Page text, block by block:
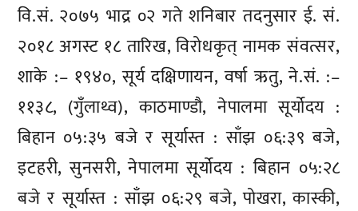
वि.सं. २०७५ भाद्र ०२ गते शनिबार तदनुसार ई. सं.
२०१८ अगस्ट १८ तारिख, विरोधकृत् नामक संवत्सर,
शाके :– १९४०, सूर्य दक्षिणायन, वर्षा ऋतु, ने.सं. :–
११३८, (गुँलाथ्व), काठमाण्डौ, नेपालमा सूर्योदय :
बिहान ०५:३५ बजे र सूर्यास्त : साँझ ०६:३९ बजे,
इटहरी, सुनसरी, नेपालमा सूर्योदय : बिहान ०५:२८
बजे र सूर्यास्त : साँझ ०६:२९ बजे, पोखरा, कास्की,